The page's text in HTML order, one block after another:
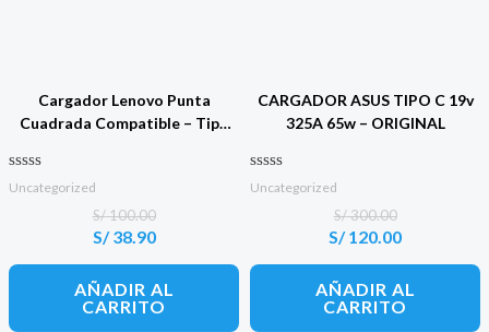
Cargador Lenovo Punta
Cuadrada Compatible – Tipo
Valorado con
Uncategorized
S/100.00
El
precio
original
era:
S/38.90
El
precio
actual
es:
AÑADIR AL
CARRITO
CARGADOR ASUS TIPO C 19v
325A 65w – ORIGINAL
Valorado con
Uncategorized
S/300.00
El
precio
original
era:
S/120.00
El
precio
actual
es:
AÑADIR AL
CARRITO